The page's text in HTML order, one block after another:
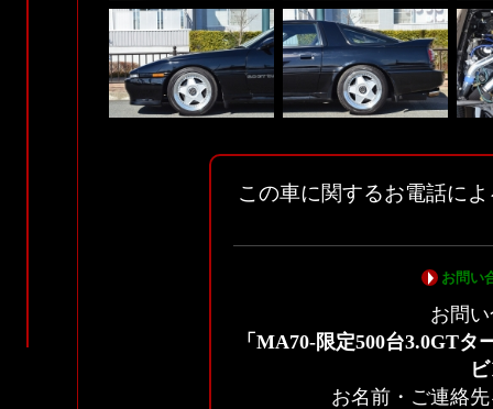
この車に関するお電話に
お問い
お問
「MA70-限定500台3.0GT
お名前・ご連絡